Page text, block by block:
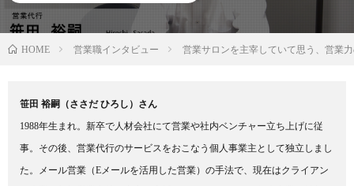
HOME 営業職インタビュー 営業サロンを主宰していて思う、営業
笹田 裕嗣（ささだ ひろし）さん
1988年生まれ。新卒で人材会社にて営業や社内ベンチャー立ち上げに従
事。その後、営業代行のサービスをおこなう個人事業主として独立しまし
た。メール営業（Eメールを活用した営業）の手法で、現在はクライアン